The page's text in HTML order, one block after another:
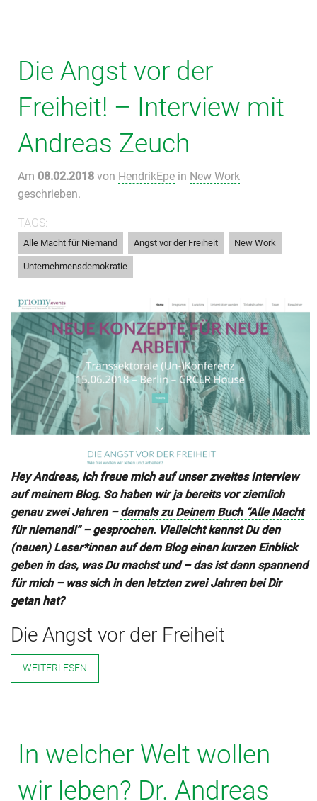
Die Angst vor der
Freiheit! – Interview mit
Andreas Zeuch
Am 08.02.2018 von HendrikEpe in New Work
geschrieben.
TAGS:
Alle Macht für Niemand Angst vor der Freiheit New Work
Unternehmensdemokratie
Hey Andreas, ich freue mich auf unser zweites Interview
auf meinem Blog. So haben wir ja bereits vor ziemlich
genau zwei Jahren –damals zu Deinem Buch “Alle Macht
für niemand!”– gesprochen. Vielleicht kannst Du den
(neuen) Leser*innen auf dem Blog einen kurzen Einblick
geben in das, was Du machst und – das ist dann spannend
für mich – was sich in den letzten zwei Jahren bei Dir
getan hat?
Die Angst vor der Freiheit
WEITERLESEN
In welcher Welt wollen
wir leben? Dr. Andreas